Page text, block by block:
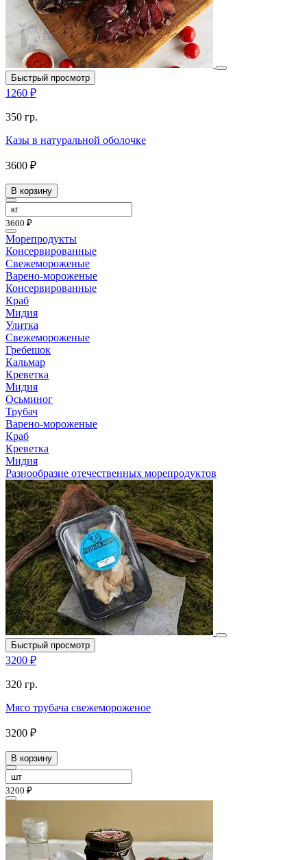
Быстрый просмотр
1260 ₽
350 гр.
Казы в натуральной оболочке
3600 ₽
В корзину
3600 ₽
Морепродукты
Консервированные
Свежемороженые
Варено-мороженые
Консервированные
Краб
Мидия
Улитка
Свежемороженые
Гребешок
Кальмар
Креветка
Мидия
Осьминог
Трубач
Варено-мороженые
Краб
Креветка
Мидия
Разнообразие отечественных морепродуктов
Быстрый просмотр
3200 ₽
320 гр.
Мясо трубача свежемороженое
3200 ₽
В корзину
3200 ₽